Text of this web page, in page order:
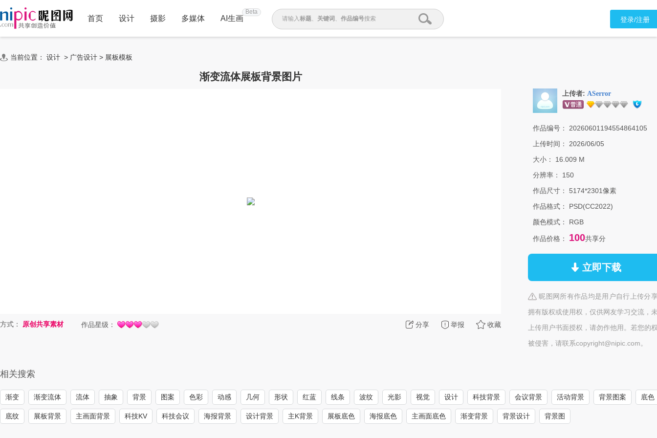
首页 设计 摄影 多媒体 AI生画
Beta
请输入标题、 关键词 、 作品编号搜索 登录/注册
当前位置： 设计 > 广告设计 > 展板模板
渐变流体展板背景图片
分享 举报 收藏
方式： 原创共享素材 作品星级：
上传者: ASerror
作品编号：
20260601194554864105
上传时间：
2026/06/05
大小：
16.009 M
分辨率：
150
作品尺寸：
5174*2301像素
作品格式：
PSD(CC2022)
颜色模式：
RGB
作品价格： 100共享分
立即下载
昵图网所有作品均是用户自行上传分
拥有版权或使用权，仅供网友学习交流，
上传用户书面授权，请勿作他用。若您的
被侵害，请联系copyright@nipic.com。
相关搜索
渐变 渐变流体 流体 抽象 背景 图案 色彩 动感 几何 形状 红蓝 线条 波纹 光影 视觉 设计 科技背景 会议背景 活动背景 背景图案 底色
底纹 展板背景 主画面背景 科技KV 科技会议 海报背景 设计背景 主K背景 展板底色 海报底色 主画面底色 渐变背景 背景设计 背景图